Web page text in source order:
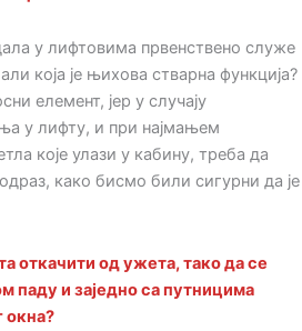
у лифтовима првенствено служе
која је њихова стварна функција?
елемент, јер у случају
у лифту, и при најмањем
које улази у кабину, треба да
како бисмо били сигурни да је
откачити од ужета, тако да се
паду и заједно са путницима
окна?